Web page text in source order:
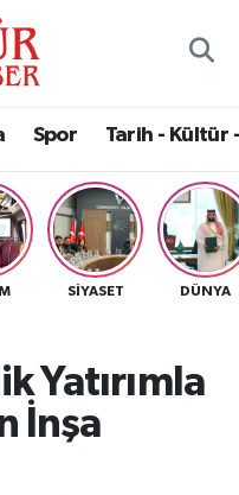
Spor Tarih - Kültür
SIYASET DÜNYA
Yatırımla
İnşa
Fikstür